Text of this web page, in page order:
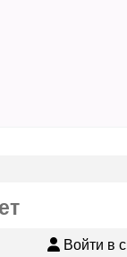
Войти в